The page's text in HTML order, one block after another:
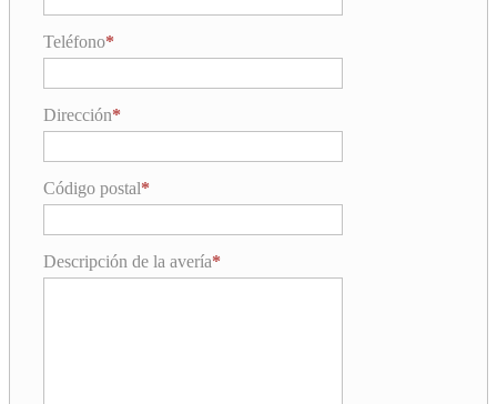
Teléfono
Dirección
Código postal
Descripción de la avería